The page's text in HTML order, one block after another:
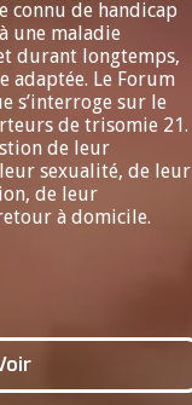
connu de handicap
une maladie
durant longtemps,
adaptée. Le Forum
s’interroge sur le
de trisomie 21.
de leur
sexualité, de leur
de leur
à domicile.